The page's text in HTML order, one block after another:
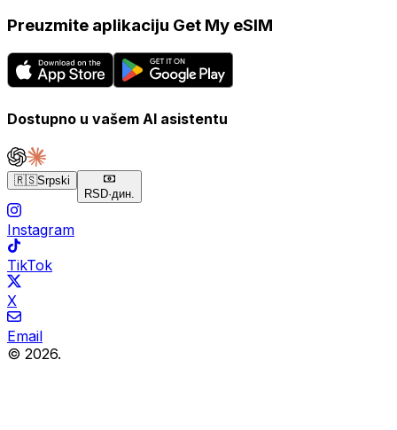
Preuzmite aplikaciju Get My eSIM
Dostupno u vašem AI asistentu
🇷🇸Srpski
RSD·дин.
Instagram
TikTok
X
Email
© 2026.